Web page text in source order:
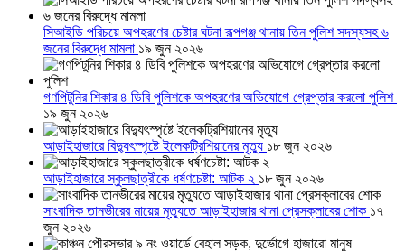
সিআইডি পরিচয়ে অপহরণের চেষ্টার ঘটনা রূপগঞ্জ থানায় তিন পুলিশ সদস্যসহ ৬
জনের বিরুদ্ধে মামলা ১৯ জুন ২০২৬
গণপিটুনির শিকার ৪ ডিবি পুলিশকে অপহরণের অভিযোগে গ্রেপ্তার করলো পুলিশ
১৯ জুন ২০২৬
আড়াইহাজারে বিদ্যুৎস্পৃষ্টে ইলেকট্রিশিয়ানের মৃত্যু ১৮ জুন ২০২৬
আড়াইহাজারে স্কুলছাত্রীকে ধর্ষণচেষ্টা: আটক ২ ১৮ জুন ২০২৬
সাংবাদিক তানভীরের মায়ের মৃত্যুতে আড়াইহাজার থানা প্রেসক্লাবের শোক ১৭
জুন ২০২৬